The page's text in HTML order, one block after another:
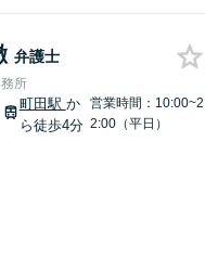
弁護士
所
町田駅 か
ら徒歩4分
営業時間：10:00~2
2:00（平日）